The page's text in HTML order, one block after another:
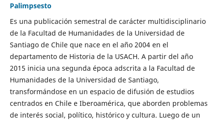
Palimpsesto
Es una publicación semestral de carácter multidisciplinario
de la Facultad de Humanidades de la Universidad de
Santiago de Chile que nace en el año 2004 en el
departamento de Historia de la USACH. A partir del año
2015 inicia una segunda época adscrita a la Facultad de
Humanidades de la Universidad de Santiago,
transformándose en un espacio de difusión de estudios
centrados en Chile e Iberoamérica, que aborden problemas
de interés social, político, histórico y cultura. Luego de un